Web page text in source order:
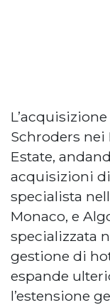
Schroders nei
Estate,
acquisizioni
specialista
Monaco, e
specializzata
gestione di
espande
l’estensione